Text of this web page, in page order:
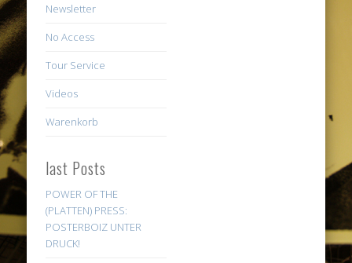
Newsletter
No Access
Tour Service
Videos
Warenkorb
last Posts
POWER OF THE
(PLATTEN) PRESS:
POSTERBOIZ UNTER
DRUCK!